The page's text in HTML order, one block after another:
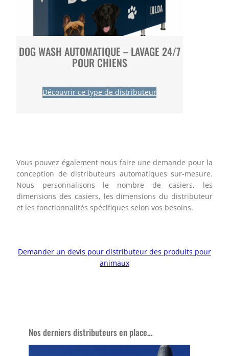
DOG WASH AUTOMATIQUE – LAVAGE 24/7
POUR CHIENS
Découvrir ce type de distributeur
Vous pouvez également nous faire une demande pour la
conception de distributeurs automatiques sur-mesure.
Nous personnalisons le nombre de casiers, les
dimensions des casiers, les dimensions du distributeur
et les fonctionnalités spécifiques selon vos besoins.
Demander un devis pour distributeur des produits pour
animaux
Nos derniers distributeurs en place…